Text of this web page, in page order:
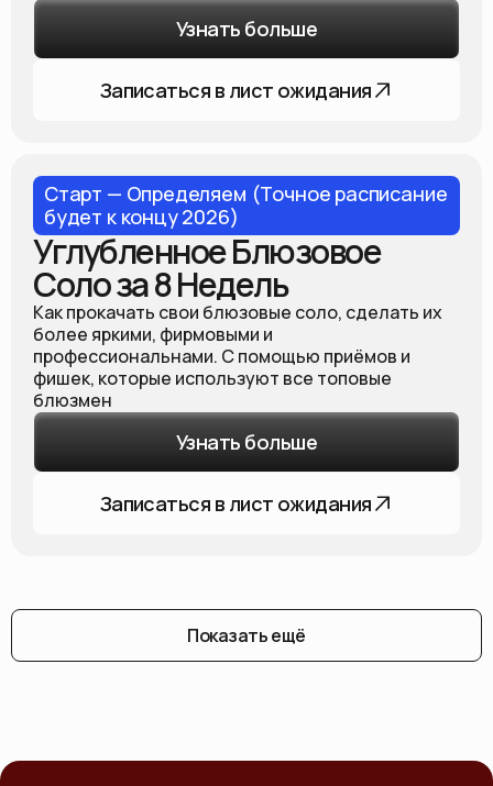
Узнать больше
Записаться в лист ожидания
Старт — Определяем (Точное расписание
будет к концу 2026)
Углубленное Блюзовое
Соло за 8 Недель
Как прокачать свои блюзовые соло, сделать их
более яркими, фирмовыми и
профессиональнами. С помощью приёмов и
фишек, которые используют все топовые
блюзмен
Узнать больше
Записаться в лист ожидания
Показать ещё